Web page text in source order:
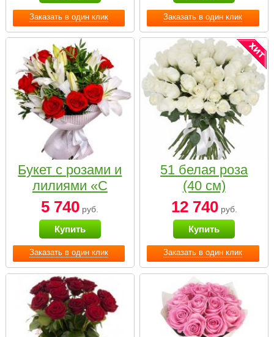
Заказать в один клик Заказать в один клик
Заказать в один клик
Букет с розами и
лилиями «С
наилучшими
пожеланиями»
5 740 руб.
Купить
Заказать в один клик
51 белая роза
(40 см)
12 740руб.
Купить